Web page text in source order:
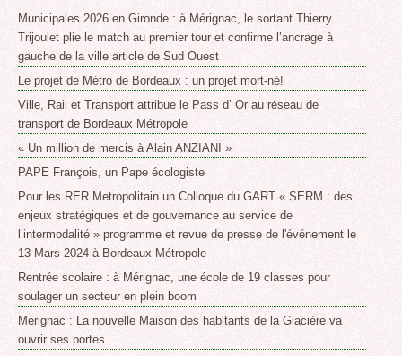
Municipales 2026 en Gironde : à Mérignac, le sortant Thierry
Trijoulet plie le match au premier tour et confirme l’ancrage à
gauche de la ville article de Sud Ouest
Le projet de Métro de Bordeaux : un projet mort-né!
Ville, Rail et Transport attribue le Pass d’ Or au réseau de
transport de Bordeaux Métropole
« Un million de mercis à Alain ANZIANI »
PAPE François, un Pape écologiste
Pour les RER Metropolitain un Colloque du GART « SERM : des
enjeux stratégiques et de gouvernance au service de
l’intermodalité » programme et revue de presse de l'événement le
13 Mars 2024 à Bordeaux Métropole
Rentrée scolaire : à Mérignac, une école de 19 classes pour
soulager un secteur en plein boom
Mérignac : La nouvelle Maison des habitants de la Glacière va
ouvrir ses portes